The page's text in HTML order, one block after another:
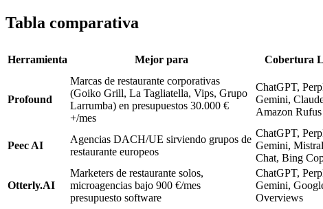
Tabla comparativa
Herramienta Mejor para Cobertura
Profound
Marcas de restaurante corporativas
(Goiko Grill, La Tagliatella, Vips, Grupo
Larrumba) en presupuestos 30.000 €
+/mes
ChatGPT,
Gemini,
Amazon Rufus
Peec AI
Agencias DACH/UE sirviendo grupos de
restaurante europeos
ChatGPT,
Gemini,
Chat, Bing
Otterly.AI
Marketers de restaurante solos,
microagencias bajo 900 €/mes
presupuesto software
ChatGPT,
Gemini,
Overviews